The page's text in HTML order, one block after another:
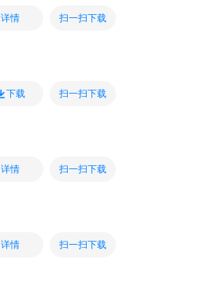
详情 扫一扫下载
下载 扫一扫下载
详情 扫一扫下载
详情 扫一扫下载